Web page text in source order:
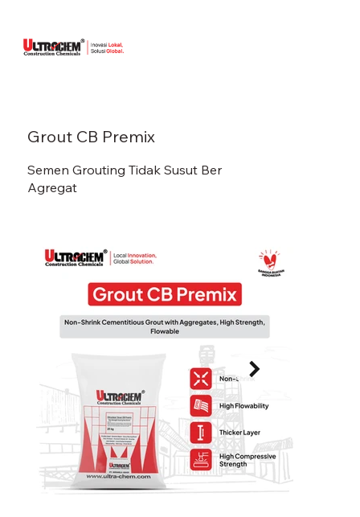
Grout CB Premix
Semen Grouting Tidak Susut Ber
Agregat